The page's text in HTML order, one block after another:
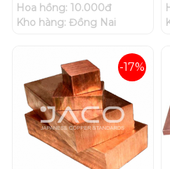
Hoa hồng: 10.000đ
Kho hàng: Đồng Nai
-17%